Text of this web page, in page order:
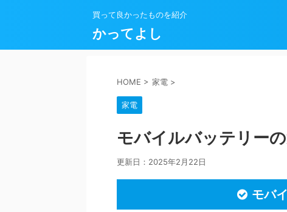
買って良かったものを紹介
かってよし
HOME > 家電 >
家電
モバイルバッテリー
更新日： 2025年2月22日
モバ